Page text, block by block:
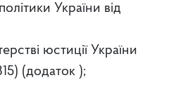
України від
юстиції України
(додаток );